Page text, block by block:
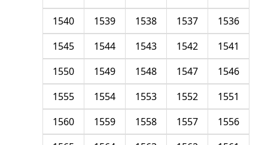
1536
1537
1538
1539
1540
1541
1542
1543
1544
1545
1546
1547
1548
1549
1550
1551
1552
1553
1554
1555
1556
1557
1558
1559
1560